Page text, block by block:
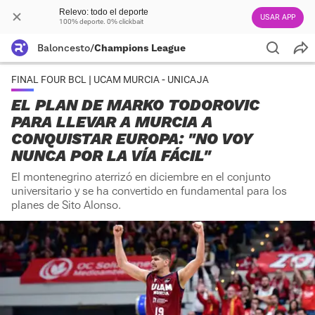
Relevo: todo el deporte
100% deporte. 0% clickbait USAR APP
Baloncesto/Champions League
FINAL FOUR BCL | UCAM MURCIA - UNICAJA
EL PLAN DE MARKO TODOROVIC
PARA LLEVAR A MURCIA A
CONQUISTAR EUROPA: "NO VOY
NUNCA POR LA VÍA FÁCIL"
El montenegrino aterrizó en diciembre en el conjunto
universitario y se ha convertido en fundamental para los
planes de Sito Alonso.